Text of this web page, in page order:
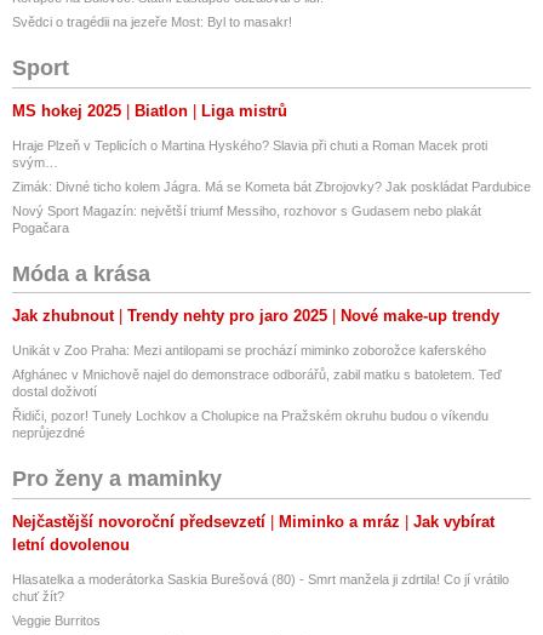
Svědci o tragédii na jezeře Most: Byl to masakr!
Sport
MS hokej 2025 Biatlon Liga mistrů
Hraje Plzeň v Teplicích o Martina Hyského? Slavia při chuti a Roman Macek proti
svým…
Zimák: Divné ticho kolem Jágra. Má se Kometa bát Zbrojovky? Jak poskládat Pardubice
Nový Sport Magazín: největší triumf Messiho, rozhovor s Gudasem nebo plakát
Pogačara
Móda a krása
Jak zhubnout Trendy nehty pro jaro 2025 Nové make-up trendy
Unikát v Zoo Praha: Mezi antilopami se prochází miminko zoborožce kaferského
Afghánec v Mnichově najel do demonstrace odborářů, zabil matku s batoletem. Teď
dostal doživotí
Řidiči, pozor! Tunely Lochkov a Cholupice na Pražském okruhu budou o víkendu
neprůjezdné
Pro ženy a maminky
Nejčastější novoroční předsevzetí Miminko a mráz
Jak vybírat
letní dovolenou
Hlasatelka a moderátorka Saskia Burešová (80) - Smrt manžela ji zdrtila! Co jí vrátilo
chuť žít?
Veggie Burritos